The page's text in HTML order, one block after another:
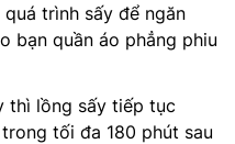
trình sấy để ngăn
bạn quần áo phẳng phiu
thì lồng sấy tiếp tục
tối đa 180 phút sau